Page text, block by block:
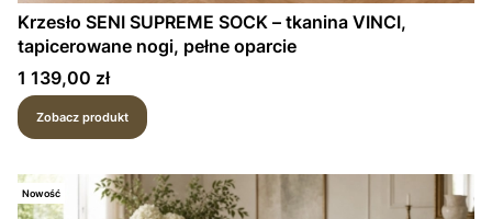
Krzesło SENI SUPREME SOCK – tkanina VINCI,
tapicerowane nogi, pełne oparcie
Cena
1 139,00 zł
Zobacz produkt
Nowość